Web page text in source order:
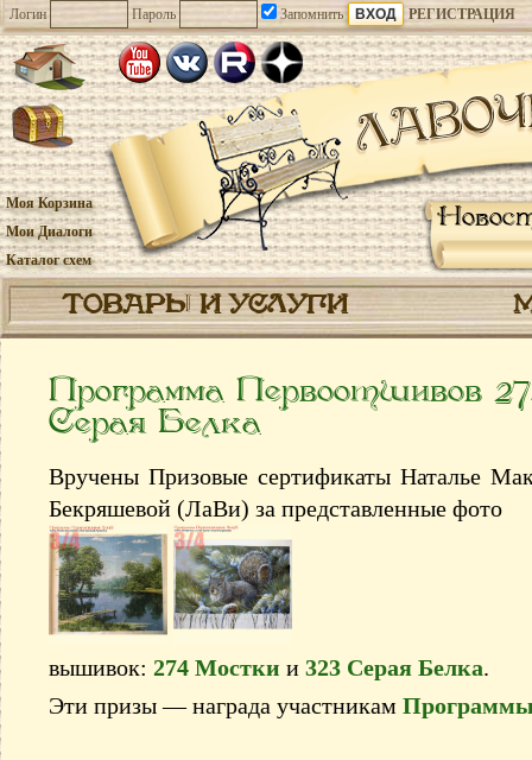
Логин Пароль Запомнить РЕГИСТРАЦИЯ
Моя Корзина
Мои Диалоги
Каталог схем
ТОВАРЫ И УСЛУГИ
Программа Первоотшивов
Серая Белка
Вручены Призовые сертификаты Наталье
Бекряшевой (ЛаВи) за представленные фото
вышивок: 274 Мостки и 323 Серая Белка.
Эти призы — награда участникам